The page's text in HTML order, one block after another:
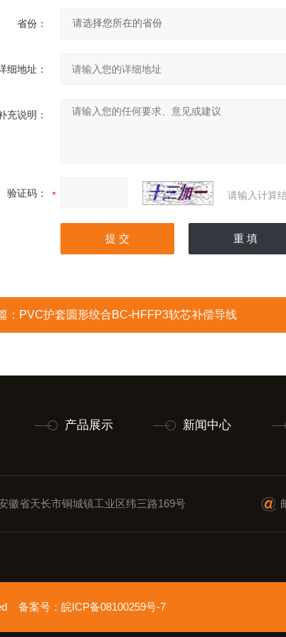
省份：
细地址：
充说明：
验证码： 请输入计算
： PVC护套圆形绞合BC-HFFP3软芯补偿导线
产品展示 新闻中心
徽省天长市铜城镇工业区纬三路169号
备案号： 皖ICP备08100259号-7